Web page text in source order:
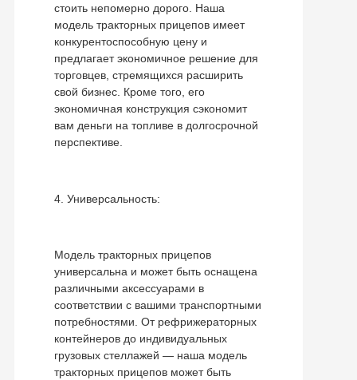
стоить непомерно дорого. Наша
модель тракторных прицепов имеет
конкурентоспособную цену и
предлагает экономичное решение для
торговцев, стремящихся расширить
свой бизнес. Кроме того, его
экономичная конструкция сэкономит
вам деньги на топливе в долгосрочной
перспективе.
4. Универсальность:
Модель тракторных прицепов
универсальна и может быть оснащена
различными аксессуарами в
соответствии с вашими транспортными
потребностями. От рефрижераторных
контейнеров до индивидуальных
грузовых стеллажей — наша модель
тракторных прицепов может быть